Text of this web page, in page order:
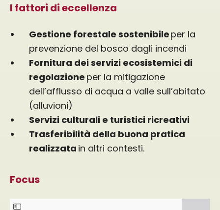
I fattori di eccellenza
Gestione forestale sostenibileper la
prevenzione del bosco dagli incendi
Fornitura dei servizi ecosistemici di
regolazione per la mitigazione
dell’afflusso di acqua a valle sull’abitato
(alluvioni)
Servizi culturali e turistici ricreativi
Trasferibilità della buona pratica
realizzata in altri contesti.
Focus